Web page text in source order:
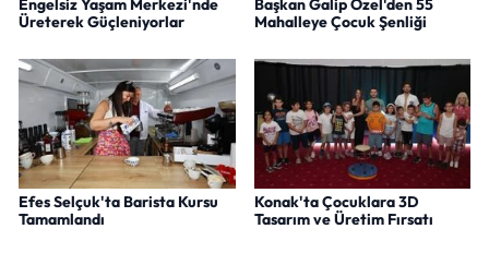
Engelsiz Yaşam Merkezi'nde
Üreterek Güçleniyorlar
Başkan Galip Özel'den 55
Mahalleye Çocuk Şenliği
Efes Selçuk'ta Barista Kursu
Tamamlandı
Konak'ta Çocuklara 3D
Tasarım ve Üretim Fırsatı